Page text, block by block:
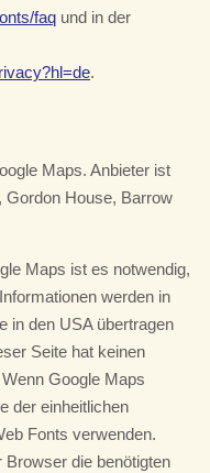
faq und in der
.
Maps. Anbieter ist
Gordon House, Barrow
Maps ist es notwendig,
werden in
in den USA übertragen
Seite hat keinen
Google Maps
der einheitlichen
Fonts verwenden.
die benötigten